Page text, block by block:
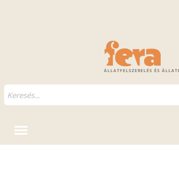
ÁLLATFELSZERELÉS ÉS